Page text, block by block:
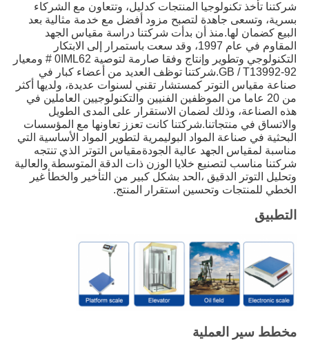
شركتنا تأخذ تكنولوجيا المنتجات كدليل، وتتعاون مع الشركاء
بسرية، وتسعى جاهدة لتصبح مزود أفضل مع خدمة مثالية بعد
البيع كضمان لها.منذ أن بدأت شركتنا دراسة مقياس الجهد
المقاوم في عام 1997، وقد سعت باستمرار إلى الابتكار
التكنولوجي وتطوير وإنتاج وفقا صارمة لتوصية 0IML62 # ومعيار
GB / T13992-92.شركتنا توظف العديد من أعضاء كبار في
صناعة مقياس التوتر كمستشار تقني لسنوات عديدة، ولديها أكثر
من 20 عاما من الموظفين الفنيين والتكنولوجيين العاملين في
هذه الصناعة، وذلك لضمان الاستقرار على المدى الطويل
والاتساق في منتجاتنا.شركتنا كانت تعزز تعاونها مع المؤسسات
البحثية في صناعة المواد البوليمرية لتطوير المواد الأساسية التي
مناسبة لمقياس الجهد عالية الجودةمقياس التوتر الذي تنتجه
شركتنا مناسب لتصنيع خلايا الوزن ذات الدقة المتوسطة والعالية
وتحليل التوتر الدقيق ،الحد بشكل كبير من التأخير والخطأ غير
الخطي للمنتجات وتحسين استقرار المنتج.
التطبيق
مخطط سير العملية